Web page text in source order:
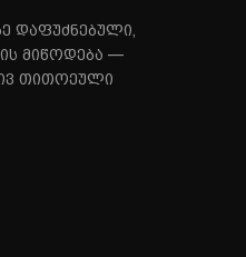
დაფუძნებული,
მიწოდება —
თითოეული